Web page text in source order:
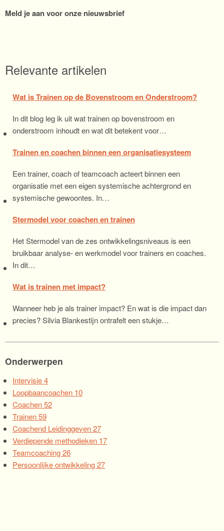
Meld je aan voor onze nieuwsbrief
Relevante artikelen
Wat is Trainen op de Bovenstroom en Onderstroom?
In dit blog leg ik uit wat trainen op bovenstroom en
onderstroom inhoudt en wat dit betekent voor…
Trainen en coachen binnen een organisatiesysteem
Een trainer, coach of teamcoach acteert binnen een
organisatie met een eigen systemische achtergrond en
systemische gewoontes. In…
Stermodel voor coachen en trainen
Het Stermodel van de zes ontwikkelingsniveaus is een
bruikbaar analyse- en werkmodel voor trainers en coaches.
In dit…
Wat is trainen met impact?
Wanneer heb je als trainer impact? En wat is die impact dan
precies? Silvia Blankestijn ontrafelt een stukje…
Onderwerpen
Intervisie4
Loopbaancoachen 10
Coachen52
Trainen59
Coachend Leidinggeven27
Verdiepende methodieken 17
Teamcoaching26
Persoonlijke ontwikkeling27